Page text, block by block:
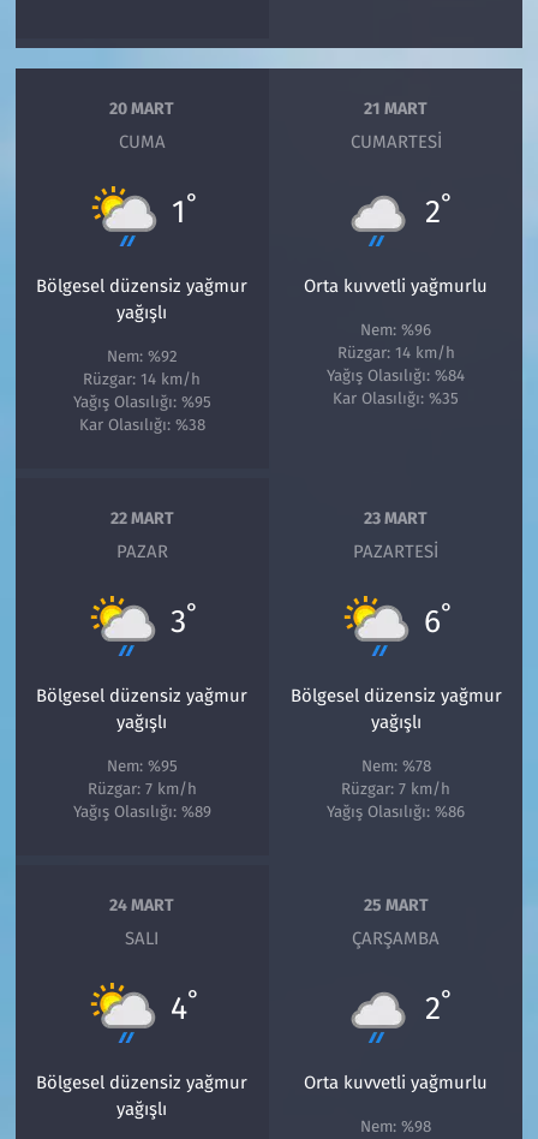
20 MART
CUMA
1°
Bölgesel düzensiz yağmur
yağışlı
Nem: %92
Rüzgar: 14 km/h
Yağış Olasılığı: %95
Kar Olasılığı: %38
21 MART
CUMARTESI
2°
Orta kuvvetli yağmurlu
Nem: %96
Rüzgar: 14 km/h
Yağış Olasılığı: %84
Kar Olasılığı: %35
22 MART
PAZAR
3°
Bölgesel düzensiz yağmur
yağışlı
Nem: %95
Rüzgar: 7 km/h
Yağış Olasılığı: %89
23 MART
PAZARTESI
6°
Bölgesel düzensiz yağmur
yağışlı
Nem: %78
Rüzgar: 7 km/h
Yağış Olasılığı: %86
24 MART
SALI
4°
Bölgesel düzensiz yağmur
yağışlı
25 MART
ÇARŞAMBA
2°
Orta kuvvetli yağmurlu
Nem: %98